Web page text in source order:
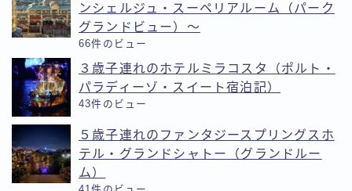
ンシェルジュ・スーペリアルーム（パーク
グランドビュー）〜
66件のビュー
３歳子連れのホテルミラコスタ（ポルト・
パラディーゾ・スイート宿泊記）
43件のビュー
５歳子連れのファンタジースプリングスホ
テル・グランドシャトー（グランドルー
ム）